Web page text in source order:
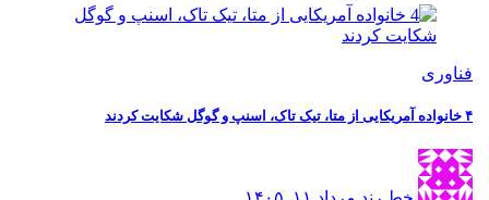
فناوری
۴ خانواده آمریکایی از متا، تیک تاک، اسنپ و گوگل شکایت کردند